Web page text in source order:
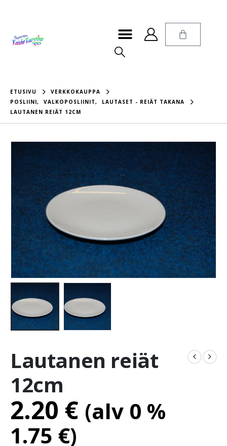
ETUSIVU
VERKKOKAUPPA
POSLIINI, VALKOPOSLIINIT,
LAUTASET - REIÄT TAKANA
LAUTANEN REIÄT 12CM
Lautanen reiät
12cm
2.20 € (alv 0 %
1.75 €)